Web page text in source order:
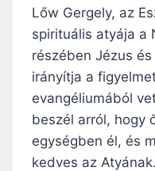
Lőw Gergely, az
spirituális atyája a
részében Jézus
irányítja a
evangéliumából
beszél arról, hogy
egységben él, és
kedves az